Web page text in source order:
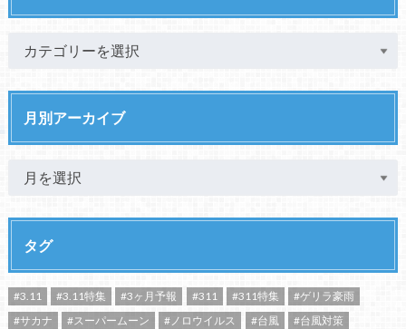
月別アーカイブ
タグ
#3.11 #3.11特集 #3ヶ月予報 #311 #311特集
#ゲリラ豪雨
#サカナ
#スーパームーン #ノロウイルス #台風
#台風対策